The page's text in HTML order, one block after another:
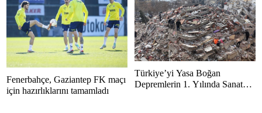
Fenerbahçe, Gaziantep FK maçı
için hazırlıklarını tamamladı
Türkiye’yi Yasa Boğan
Depremlerin 1. Yılında Sanat